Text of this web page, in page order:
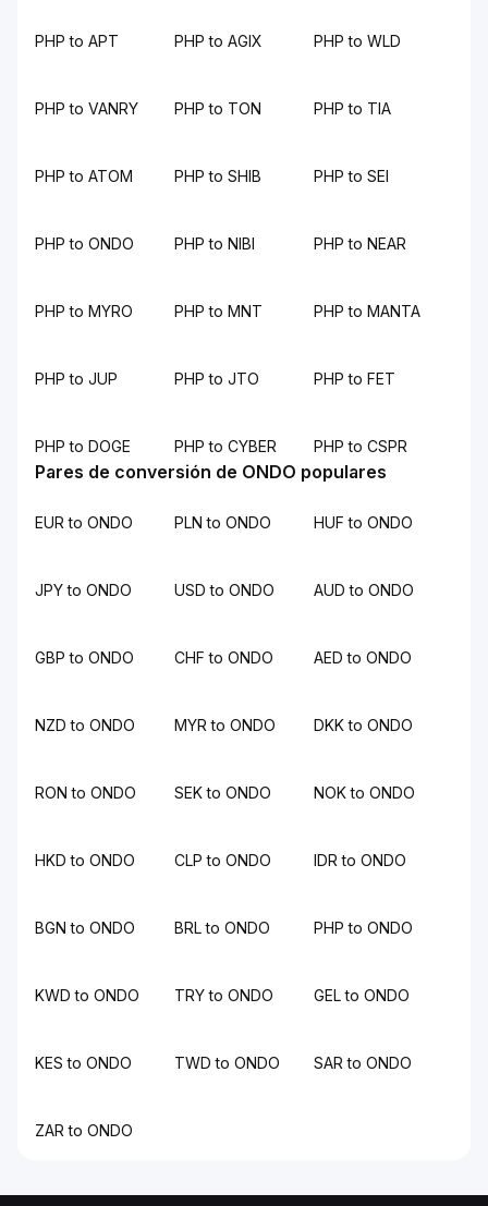
PHP to APT PHP to AGIX PHP to WLD
PHP to VANRY PHP to TON PHP to TIA
PHP to ATOM PHP to SHIB PHP to SEI
PHP to ONDO PHP to NIBI PHP to NEAR
PHP to MYRO PHP to MNT PHP to MANTA
PHP to JUP PHP to JTO PHP to FET
PHP to DOGE PHP to CYBER PHP to CSPR
Pares de conversión de ONDO populares
EUR to ONDO PLN to ONDO HUF to ONDO
JPY to ONDO USD to ONDO AUD to ONDO
GBP to ONDO CHF to ONDO AED to ONDO
NZD to ONDO MYR to ONDO DKK to ONDO
RON to ONDO SEK to ONDO NOK to ONDO
HKD to ONDO CLP to ONDO IDR to ONDO
BGN to ONDO BRL to ONDO PHP to ONDO
KWD to ONDO TRY to ONDO GEL to ONDO
KES to ONDO TWD to ONDO SAR to ONDO
ZAR to ONDO